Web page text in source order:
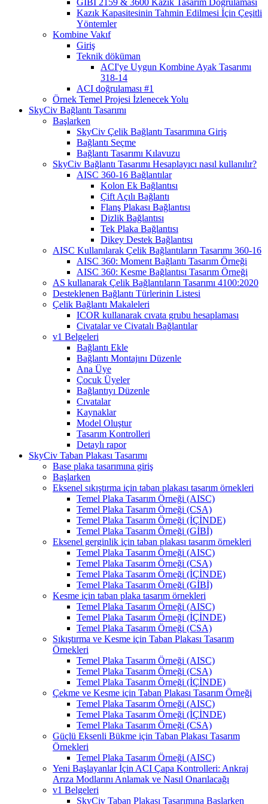
GİBİ 2159 & 3600 Kazık Tasarım Doğrulaması
Kazık Kapasitesinin Tahmin Edilmesi İçin Çeşitli
Yöntemler
Kombine Vakıf
Giriş
Teknik döküman
ACI'ye Uygun Kombine Ayak Tasarımı
318-14
ACI doğrulaması #1
Örnek Temel Projesi İzlenecek Yolu
SkyCiv Bağlantı Tasarımı
Başlarken
SkyCiv Çelik Bağlantı Tasarımına Giriş
Bağlantı Seçme
Bağlantı Tasarımı Kılavuzu
SkyCiv Bağlantı Tasarımı Hesaplayıcı nasıl kullanılır?
AISC 360-16 Bağlantılar
Kolon Ek Bağlantısı
Çift Açılı Bağlantı
Flanş Plakası Bağlantısı
Dizlik Bağlantısı
Tek Plaka Bağlantısı
Dikey Destek Bağlantısı
AISC Kullanılarak Çelik Bağlantıların Tasarımı 360-16
AISC 360: Moment Bağlantı Tasarım Örneği
AISC 360: Kesme Bağlantısı Tasarım Örneği
AS kullanarak Çelik Bağlantıların Tasarımı 4100:2020
Desteklenen Bağlantı Türlerinin Listesi
Çelik Bağlantı Makaleleri
ICOR kullanarak cıvata grubu hesaplaması
Civatalar ve Civatalı Bağlantılar
v1 Belgeleri
Bağlantı Ekle
Bağlantı Montajını Düzenle
Ana Üye
Çocuk Üyeler
Bağlantıyı Düzenle
Cıvatalar
Kaynaklar
Model Oluştur
Tasarım Kontrolleri
Detaylı rapor
SkyCiv Taban Plakası Tasarımı
Base plaka tasarımına giriş
Başlarken
Eksenel sıkıştırma için taban plakası tasarım örnekleri
Temel Plaka Tasarım Örneği (AISC)
Temel Plaka Tasarım Örneği (CSA)
Temel Plaka Tasarım Örneği (İÇİNDE)
Temel Plaka Tasarım Örneği (GİBİ)
Eksenel gerginlik için taban plakası tasarım örnekleri
Temel Plaka Tasarım Örneği (AISC)
Temel Plaka Tasarım Örneği (CSA)
Temel Plaka Tasarım Örneği (İÇİNDE)
Temel Plaka Tasarım Örneği (GİBİ)
Kesme için taban plaka tasarım örnekleri
Temel Plaka Tasarım Örneği (AISC)
Temel Plaka Tasarım Örneği (İÇİNDE)
Temel Plaka Tasarım Örneği (CSA)
Sıkıştırma ve Kesme için Taban Plakası Tasarım
Örnekleri
Temel Plaka Tasarım Örneği (AISC)
Temel Plaka Tasarım Örneği (CSA)
Temel Plaka Tasarım Örneği (İÇİNDE)
Çekme ve Kesme için Taban Plakası Tasarım Örneği
Temel Plaka Tasarım Örneği (AISC)
Temel Plaka Tasarım Örneği (İÇİNDE)
Temel Plaka Tasarım Örneği (CSA)
Güçlü Eksenli Bükme için Taban Plakası Tasarım
Örnekleri
Temel Plaka Tasarım Örneği (AISC)
Yeni Başlayanlar İçin ACI Çapa Kontrolleri: Ankraj
Arıza Modlarını Anlamak ve Nasıl Onarılacağı
v1 Belgeleri
SkyCiv Taban Plakası Tasarımına Başlarken